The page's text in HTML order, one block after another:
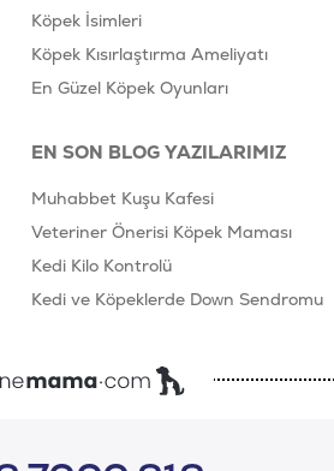
Köpek İsimleri
Köpek Kısırlaştırma Ameliyatı
En Güzel Köpek Oyunları
EN SON BLOG YAZILARIMIZ
Muhabbet Kuşu Kafesi
Veteriner Önerisi Köpek Maması
Kedi Kilo Kontrolü
Kedi ve Köpeklerde Down Sendromu